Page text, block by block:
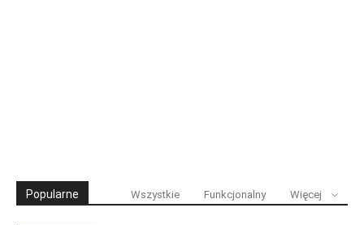
Popularne Wszystkie Funkcjonalny Więcej